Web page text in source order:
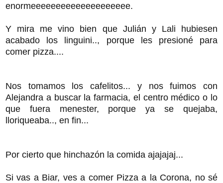
enormeeeeeeeeeeeeeeeeeeee.
Y mira me vino bien que Julián y Lali hubiesen
acabado los linguini.., porque les presioné para
comer pizza....
Nos tomamos los cafelitos... y nos fuimos con
Alejandra a buscar la farmacia, el centro médico o lo
que fuera menester, porque ya se quejaba,
lloriqueaba.., en fin...
Por cierto que hinchazón la comida ajajajaj...
Si vas a Biar, ves a comer Pizza a la Corona, no sé